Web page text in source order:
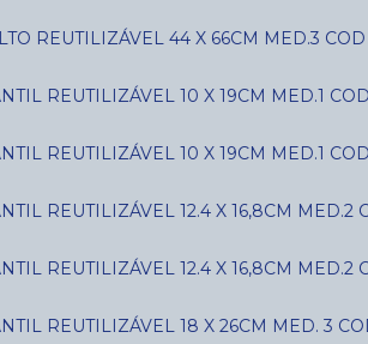
REUTILIZÁVEL 44 X 66CM MED.3
REUTILIZÁVEL 10 X 19CM MED.1
REUTILIZÁVEL 10 X 19CM MED.1
REUTILIZÁVEL 12.4 X 16,8CM MED.2
REUTILIZÁVEL 12.4 X 16,8CM MED.2
REUTILIZÁVEL 18 X 26CM MED. 3